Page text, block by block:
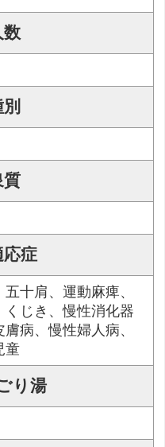
数
質
応症
十肩、運動麻痺、
くじき、慢性消化器
病、慢性婦人病、
童
り湯